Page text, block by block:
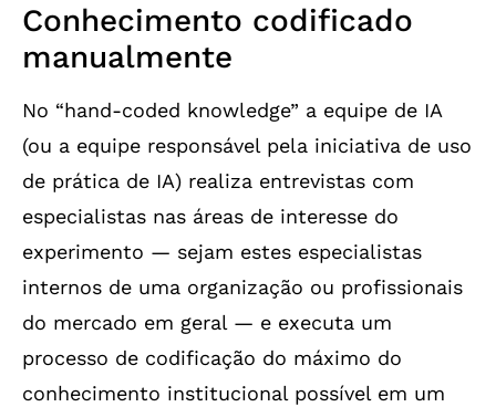
Conhecimento codificado
manualmente
No “hand-coded knowledge” a equipe de IA
(ou a equipe responsável pela iniciativa de uso
de prática de IA) realiza entrevistas com
especialistas nas áreas de interesse do
experimento — sejam estes especialistas
internos de uma organização ou profissionais
do mercado em geral — e executa um
processo de codificação do máximo do
conhecimento institucional possível em um